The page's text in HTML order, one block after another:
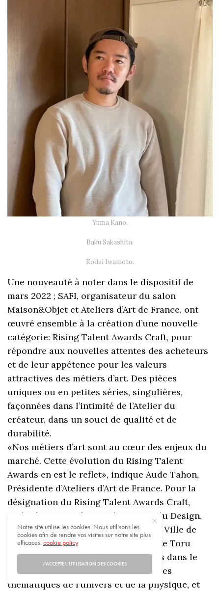
Yuma Kano.
Baku Sakashita.
Kodai Iwamoto.
Une nouveauté à noter dans le dispositif de
mars 2022 ; SAFI, organisateur du salon
Maison&Objet et Ateliers d’Art de France, ont
œuvré ensemble à la création d’une nouvelle
catégorie: Rising Talent Awards Craft, pour
répondre aux nouvelles attentes des acheteurs
et de leur appétence pour les valeurs
attractives des métiers d’art. Des pièces
uniques ou en petites séries, singulières,
façonnées dans l’intimité de l’Atelier du
créateur, dans un souci de qualité et de
durabilité.
«Nos métiers d’art sont au cœur des enjeux du
marché. Cette évolution du Rising Talent
Awards en est le reflet», indique Aude Tahon,
Présidente d’Ateliers d’Art de France. Pour la
désignation du Rising Talent Awards Craft,
Aude s’est associée avec le Bureau du Design,
de la Mode et des Métiers d’Art de la Ville de
Paris, pour récompenser le céramiste Toru
Kurokawa dont les œuvres, exposées dans le
Hall 5A sur l’espace Craft, abordent les
thématiques de l’univers et de la physique, et
Notre site utilise les cookies. Nous utilisons les
cookies afin de rendre vos visites sur notre site plus
efficaces.cookie policy
J’ACCEPTE L’UTILISATION DES COOKIES